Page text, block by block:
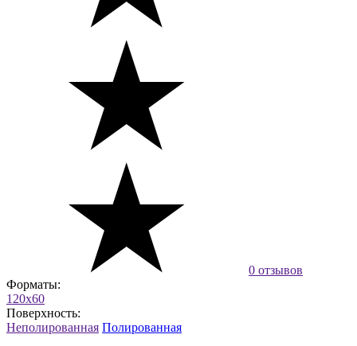
0 отзывов
Форматы:
120x60
Поверхность:
Неполированная Полированная